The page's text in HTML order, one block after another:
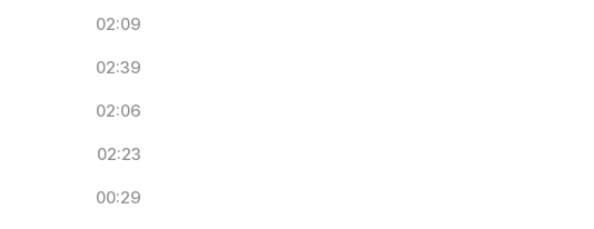
02:09
02:39
02:06
02:23
00:29